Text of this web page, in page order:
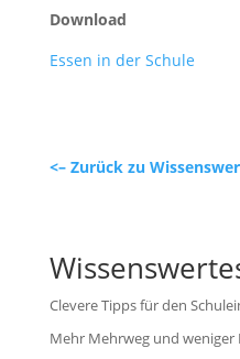
Download
Essen in der Schule
<– Zurück zu
Clevere Tipps für den
Mehr Mehrweg und weniger